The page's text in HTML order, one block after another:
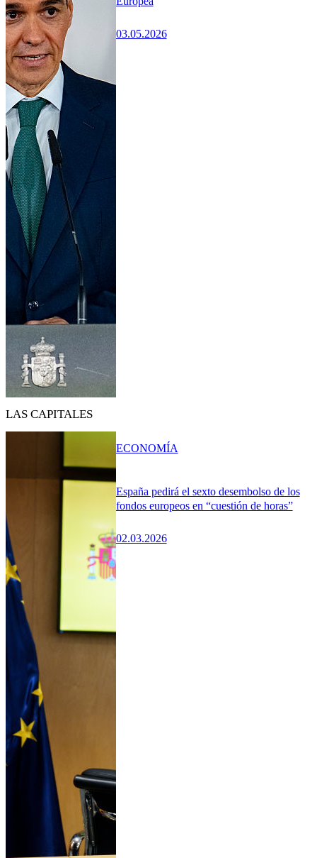
03.05.2026
LAS CAPITALES
España pedirá el sexto desembolso de los
fondos europeos en “cuestión de horas”
02.03.2026
ECONOMÍA